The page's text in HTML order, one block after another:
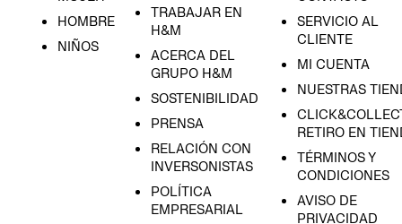
HOMBRE
NIÑOS
TRABAJAR EN
H&M
ACERCA DEL
GRUPO H&M
SOSTENIBILIDAD
PRENSA
RELACIÓN CON
INVERSONISTAS
POLÍTICA
EMPRESARIAL
SERVICIO AL
CLIENTE
MI CUENTA
NUESTRAS
RETIRO EN
TÉRMINOS Y
CONDICIONES
AVISO DE
PRIVACIDAD